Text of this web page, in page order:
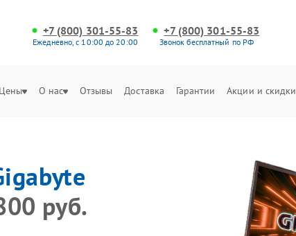
+7 (800) 301-55-83
Ежедневно, с 10:00 до 20:00
+7 (800) 301-55-83
Звонок бесплатный по РФ
Цены О нас Отзывы Доставка Гарантии Акции и скидки
руб.